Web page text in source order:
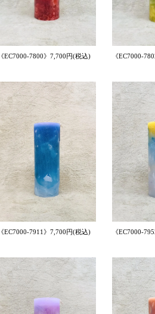
《EC7000-7800》7,700円(税込) 《EC7000-
《EC7000-7911》7,700円(税込) 《EC7000-